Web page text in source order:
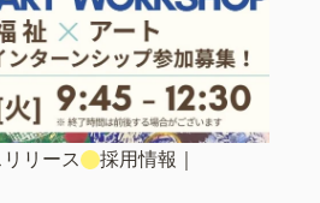
リース 採用情報 ｜